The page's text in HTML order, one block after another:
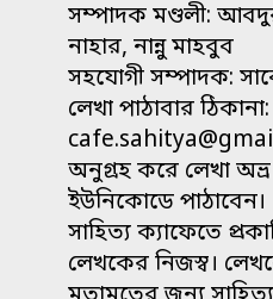
সম্পাদক মণ্ডলী:
নাহার, নান্নু মাহবুব
সহযোগী সম্পাদক:
লেখা পাঠাবার ঠিকানা:
অনুগ্রহ করে লেখা
ইউনিকোডে পাঠাবেন।
সাহিত্য ক্যাফেতে
লেখকের নিজস্ব।